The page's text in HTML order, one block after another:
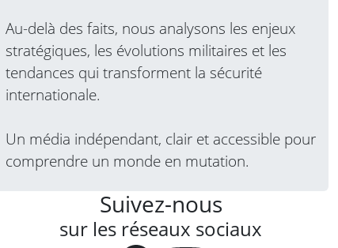
Au-delà des faits, nous analysons les enjeux
stratégiques, les évolutions militaires et les
tendances qui transforment la sécurité
internationale.
Un média indépendant, clair et accessible pour
comprendre un monde en mutation.
Suivez-nous
sur les réseaux sociaux